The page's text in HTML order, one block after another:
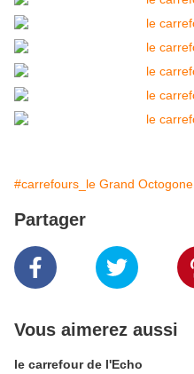
#carrefours_le Grand Octogone
Partager
Vous aimerez aussi
le carrefour de l'Echo